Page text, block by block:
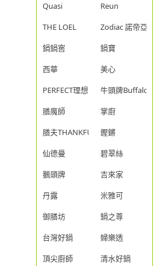
Quasi
Reun
THE LOEL
Zodiac 諾帝亞
鍋鍋窖
鍋寶
西華
美心
PERFECT理想
牛頭牌Buffalo
膳魔師
掌廚
膳夫THANKFUL
鏗鏘
仙德曼
碧翠絲
鵝頭牌
吉來家
丹露
米雅可
御膳坊
鍋之尊
台灣好鍋
婦樂透
頂尖廚師
清水好鍋